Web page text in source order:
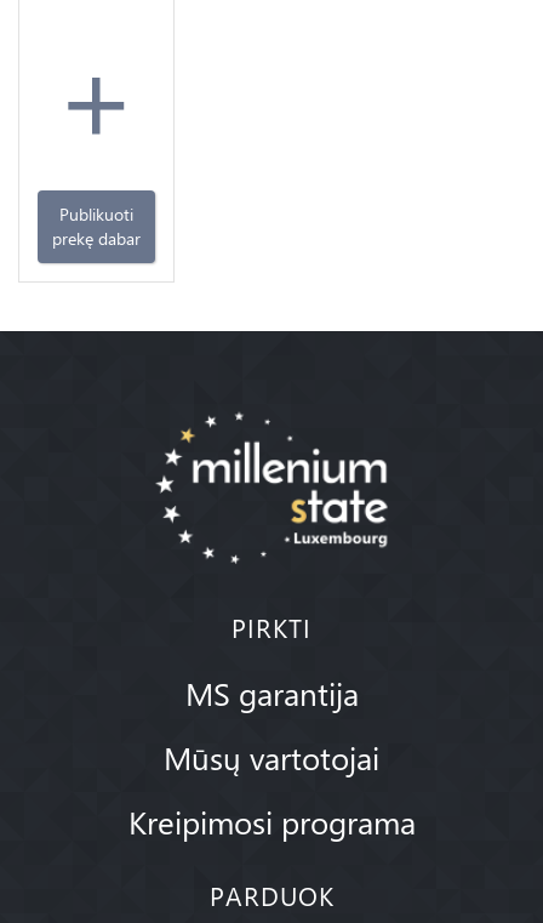
+
Publikuoti
prekę dabar
PIRKTI
MS garantija
Mūsų vartotojai
Kreipimosi programa
PARDUOK